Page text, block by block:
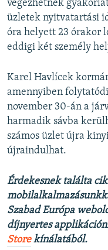
végezhetnek
üzletek nyitvatartási
óra helyett 23 órakor
eddigi két személy
Karel Havlícek
amennyiben
november 30-án a
harmadik sávba
számos üzlet újra
újraindulhat.
Érdekesnek találta
Szabad Európa
díjnyertes
Storekínálatából.